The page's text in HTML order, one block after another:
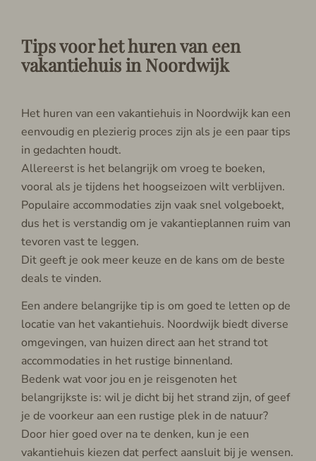
Tips voor het huren van een
vakantiehuis in Noordwijk
Het huren van een vakantiehuis in Noordwijk kan een
eenvoudig en plezierig proces zijn als je een paar tips
in gedachten houdt.
Allereerst is het belangrijk om vroeg te boeken,
vooral als je tijdens het hoogseizoen wilt verblijven.
Populaire accommodaties zijn vaak snel volgeboekt,
dus het is verstandig om je vakantieplannen ruim van
tevoren vast te leggen.
Dit geeft je ook meer keuze en de kans om de beste
deals te vinden.
Een andere belangrijke tip is om goed te letten op de
locatie van het vakantiehuis. Noordwijk biedt diverse
omgevingen, van huizen direct aan het strand tot
accommodaties in het rustige binnenland.
Bedenk wat voor jou en je reisgenoten het
belangrijkste is: wil je dicht bij het strand zijn, of geef
je de voorkeur aan een rustige plek in de natuur?
Door hier goed over na te denken, kun je een
vakantiehuis kiezen dat perfect aansluit bij je wensen.